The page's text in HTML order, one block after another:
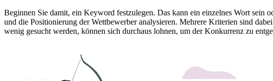
Beginnen Sie damit, ein Keyword festzulegen. Das kann ein einzelnes Wort sein
und die Positionierung der Wettbewerber analysieren. Mehrere Kriterien sind
wenig gesucht werden, können sich durchaus lohnen, um der Konkurrenz zu